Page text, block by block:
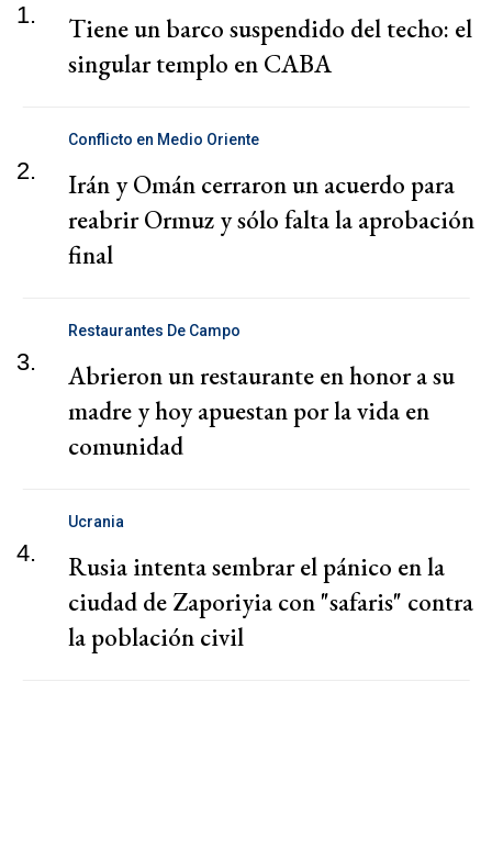
1.
Tiene un barco suspendido del techo: el
singular templo en CABA
2.
Conflicto en Medio Oriente
Irán y Omán cerraron un acuerdo para
reabrir Ormuz y sólo falta la aprobación
final
3.
Restaurantes De Campo
Abrieron un restaurante en honor a su
madre y hoy apuestan por la vida en
comunidad
4.
Ucrania
Rusia intenta sembrar el pánico en la
ciudad de Zaporiyia con "safaris" contra
la población civil